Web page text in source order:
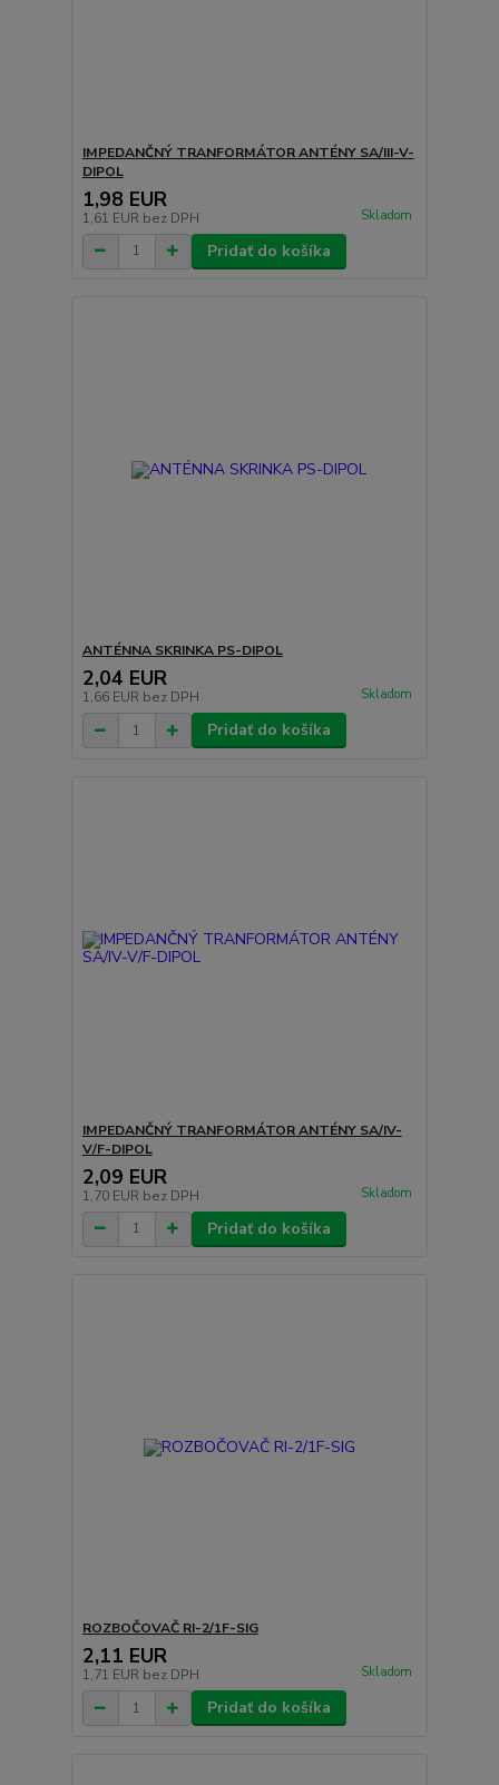
IMPEDANČNÝ TRANFORMÁTOR ANTÉNY SA/III-V-
DIPOL
1,98 EUR
1,61 EUR bez DPH Skladom
Pridať do košíka
ANTÉNNA SKRINKA PS-DIPOL
2,04 EUR
1,66 EUR bez DPH Skladom
Pridať do košíka
IMPEDANČNÝ TRANFORMÁTOR ANTÉNY SA/IV-
V/F-DIPOL
2,09 EUR
1,70 EUR bez DPH Skladom
Pridať do košíka
ROZBOČOVAČ RI-2/1F-SIG
2,11 EUR
1,71 EUR bez DPH Skladom
Pridať do košíka